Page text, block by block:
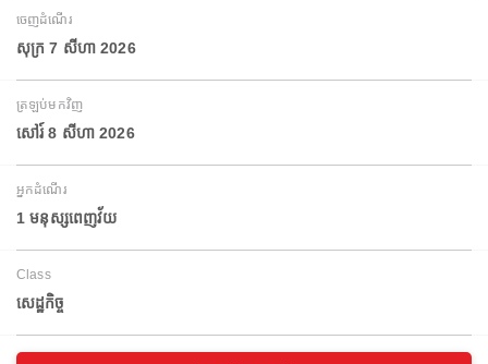
ចេញដំណើរ
សុក្រ 7 សីហា 2026
ត្រឡប់មកវិញ
សៅរ៍ 8 សីហា 2026
អ្នកដំណើរ
1 មនុស្សពេញវ័យ
Class
សេដ្ឋកិច្ច